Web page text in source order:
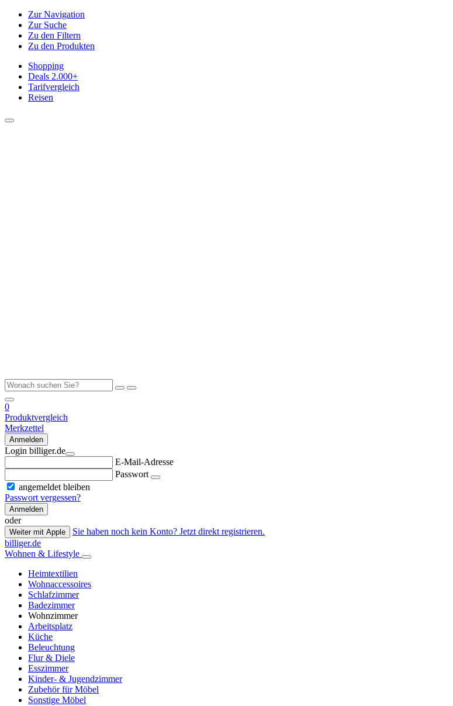
Zur Navigation
Zur Suche
Zu den Filtern
Zu den Produkten
Shopping
Deals 2.000+
Tarifvergleich
Reisen
0
Produktvergleich
Merkzettel
Anmelden
Login billiger.de
E-Mail-Adresse
Passwort
angemeldet bleiben
Passwort vergessen?
Anmelden
oder
Weiter mit Apple
Sie haben noch kein Konto? Jetzt direkt registrieren.
billiger.de
Wohnen & Lifestyle
Heimtextilien
Wohnaccessoires
Schlafzimmer
Badezimmer
Wohnzimmer
Arbeitsplatz
Küche
Beleuchtung
Flur & Diele
Esszimmer
Kinder- & Jugendzimmer
Zubehör für Möbel
Sonstige Möbel